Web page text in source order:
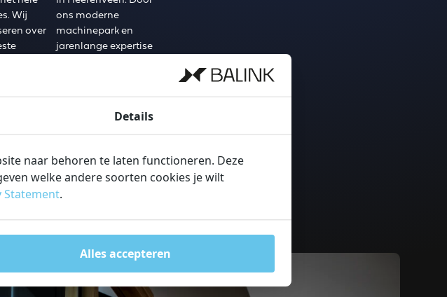
Wij
over
te
ons moderne
machinepark en
jarenlange expertise
Details
naar behoren te laten functioneren. Deze
welke andere soorten cookies je wilt
Statement.
Alles accepteren